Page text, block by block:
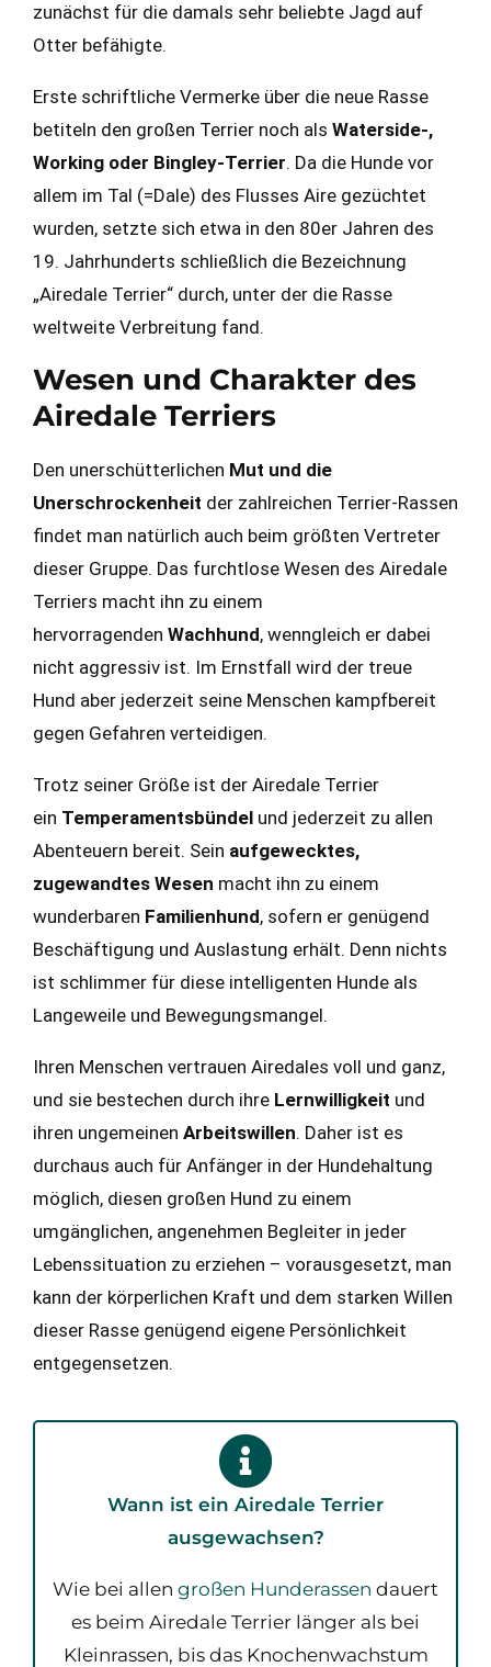
zunächst für die damals sehr beliebte Jagd auf
Otter befähigte.
Erste schriftliche Vermerke über die neue Rasse
betiteln den großen Terrier noch als Waterside-,
Working oder Bingley-Terrier. Da die Hunde vor
allem im Tal (=Dale) des Flusses Aire gezüchtet
wurden, setzte sich etwa in den 80er Jahren des
19. Jahrhunderts schließlich die Bezeichnung
„Airedale Terrier“ durch, unter der die Rasse
weltweite Verbreitung fand.
Wesen und Charakter des
Airedale Terriers
Den unerschütterlichen Mut und die
Unerschrockenheit der zahlreichen Terrier-Rassen
findet man natürlich auch beim größten Vertreter
dieser Gruppe. Das furchtlose Wesen des Airedale
Terriers macht ihn zu einem
hervorragenden Wachhund, wenngleich er dabei
nicht aggressiv ist. Im Ernstfall wird der treue
Hund aber jederzeit seine Menschen kampfbereit
gegen Gefahren verteidigen.
Trotz seiner Größe ist der Airedale Terrier
ein Temperamentsbündel und jederzeit zu allen
Abenteuern bereit. Sein aufgewecktes,
zugewandtes Wesen macht ihn zu einem
wunderbaren Familienhund, sofern er genügend
Beschäftigung und Auslastung erhält. Denn nichts
ist schlimmer für diese intelligenten Hunde als
Langeweile und Bewegungsmangel.
Ihren Menschen vertrauen Airedales voll und ganz,
und sie bestechen durch ihre Lernwilligkeit und
ihren ungemeinen Arbeitswillen. Daher ist es
durchaus auch für Anfänger in der Hundehaltung
möglich, diesen großen Hund zu einem
umgänglichen, angenehmen Begleiter in jeder
Lebenssituation zu erziehen – vorausgesetzt, man
kann der körperlichen Kraft und dem starken Willen
dieser Rasse genügend eigene Persönlichkeit
entgegensetzen.
Wann ist ein Airedale Terrier
ausgewachsen?
Wie bei allen großen Hunderassen dauert
es beim Airedale Terrier länger als bei
Kleinrassen, bis das Knochenwachstum